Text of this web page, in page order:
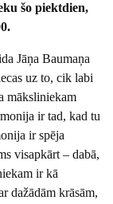
šo piektdien,
Jāņa Baumaņa
uz to, cik labi
māksliniekam
ir tad, kad tu
ir spēja
visapkārt – dabā,
ir kā
dažādām krāsām,